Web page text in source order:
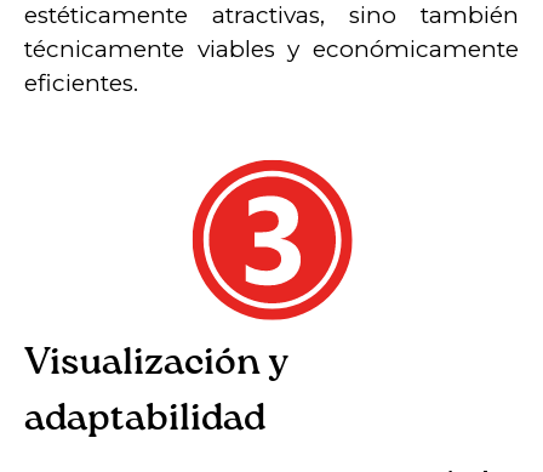
estéticamente atractivas, sino también
técnicamente viables y económicamente
eficientes.
Visualización y
adaptabilidad